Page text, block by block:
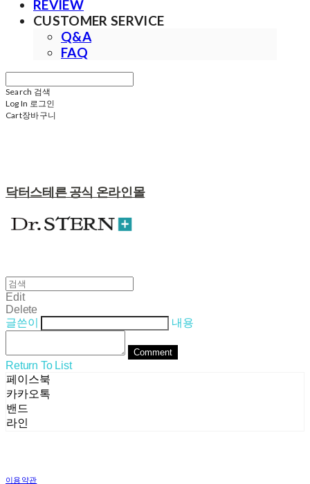
REVIEW
CUSTOMER SERVICE
Q&A
FAQ
Search 검색
Log In 로그인
Cart장바구니
닥터스테른 공식 온라인몰
Edit
Delete
글쓴이
내용
Comment
Return To List
페이스북
카카오톡
밴드
라인
이용약관